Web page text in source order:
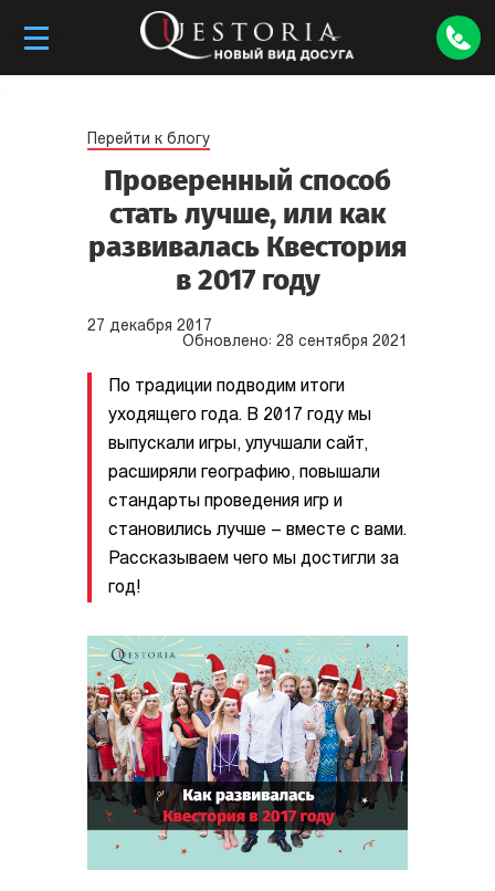
Перейти к блогу
Проверенный способ
стать лучше, или как
развивалась Квестория
в 2017 году
27 декабря 2017
Обновлено: 28 сентября 2021
По традиции подводим итоги
уходящего года. В 2017 году мы
выпускали игры, улучшали сайт,
расширяли географию, повышали
стандарты проведения игр и
становились лучше – вместе с вами.
Рассказываем чего мы достигли за
год!